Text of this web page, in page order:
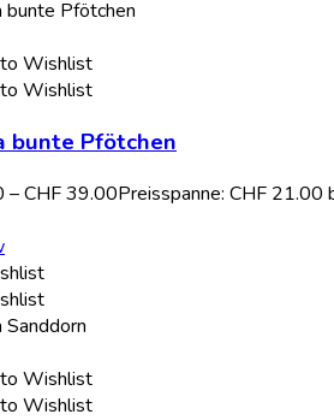
Wishlist
Wishlist
bunte Pfötchen
–CHF39.00Preisspanne: CHF 21.00
Wishlist
Wishlist